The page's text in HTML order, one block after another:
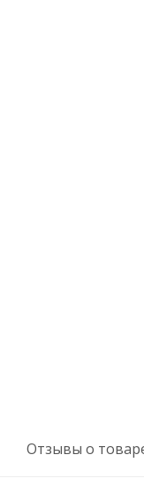
Отзывы о